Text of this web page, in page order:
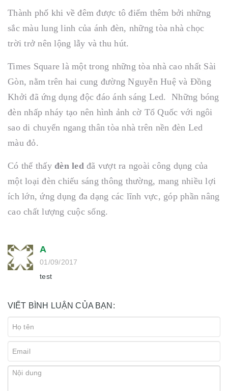
Thành phố khi về đêm được tô điểm thêm bởi những
sắc màu lung linh của ánh đèn, những tòa nhà chọc
trời trở nên lộng lẫy và thu hút.
Times Square là một trong những tòa nhà cao nhất Sài
Gòn, nằm trên hai cung đường Nguyễn Huệ và Đồng
Khởi đã ứng dụng độc đáo ánh sáng Led. Những bóng
đèn nhấp nháy tạo nên hình ảnh cờ Tổ Quốc với ngôi
sao di chuyển ngang thân tòa nhà trên nền đèn Led
màu đỏ.
Có thể thấy đèn led đã vượt ra ngoài công dụng của
một loại đèn chiếu sáng thông thường, mang nhiều lợi
ích lớn, ứng dụng đa dạng các lĩnh vực, góp phần nâng
cao chất lượng cuộc sống.
A
01/09/2017
test
VIẾT BÌNH LUẬN CỦA BẠN: